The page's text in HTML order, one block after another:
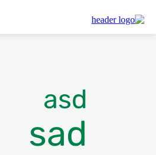
מרכנתיל
asd
sad